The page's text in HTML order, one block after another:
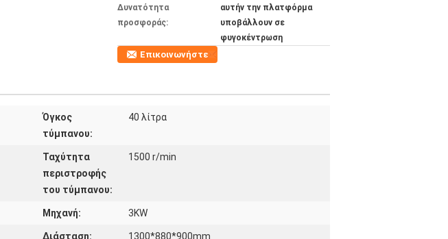
Δυνατότητα
προσφοράς:
αυτήν την πλατφόρμα
υποβάλλουν σε
φυγοκέντρωση
Επικοινωνήστε
Όγκος
τύμπανου:
40 λίτρα
Ταχύτητα
περιστροφής
του τύμπανου:
1500 r/min
Μηχανή: 3KW
Διάσταση: 1300*880*900mm